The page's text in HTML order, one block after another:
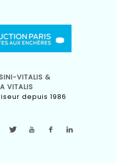
VITALIS &
VITALIS
depuis 1986